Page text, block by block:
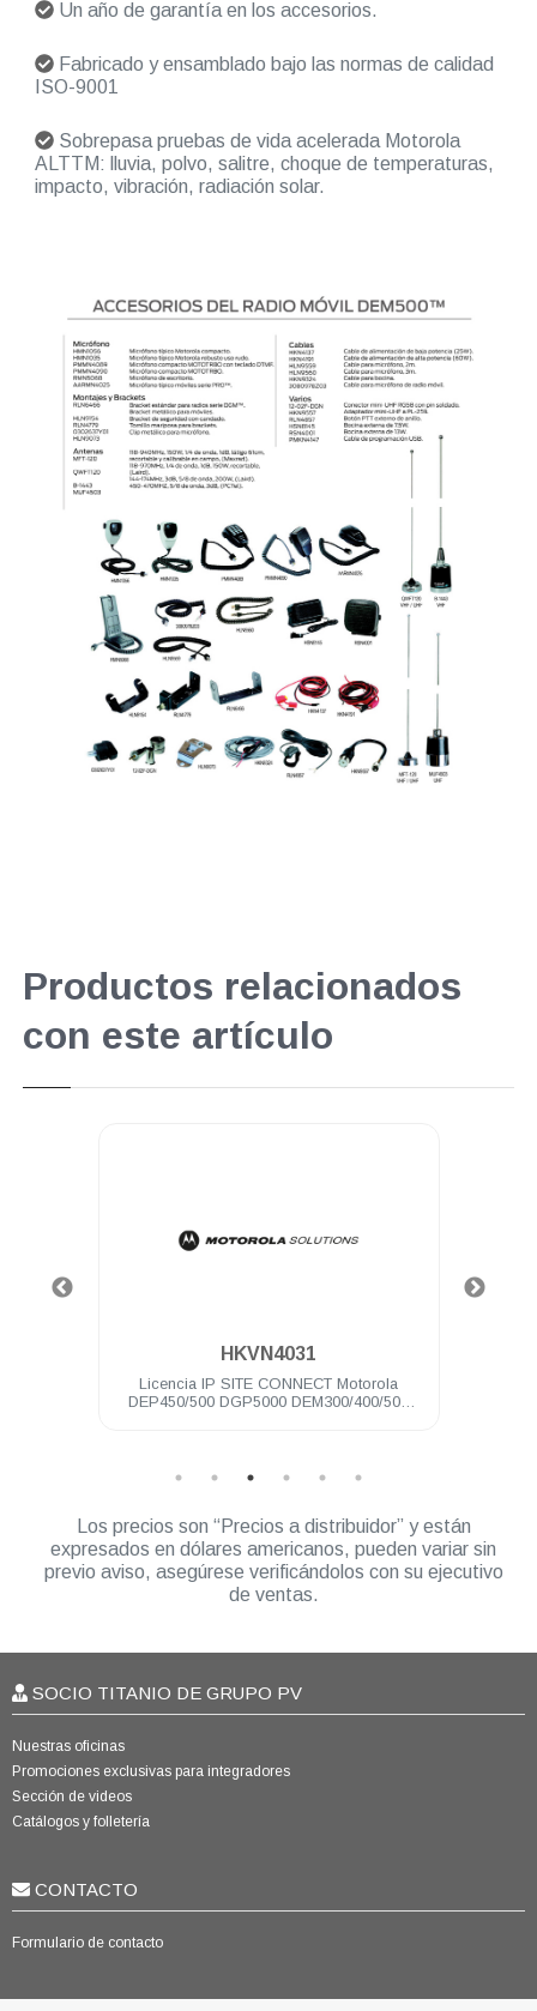
Un año de garantía en los accesorios.
Fabricado y ensamblado bajo las normas de calidad
ISO-9001
Sobrepasa pruebas de vida acelerada Motorola
ALTTM: lluvia, polvo, salitre, choque de temperaturas,
impacto, vibración, radiación solar.
Productos relacionados
con este artículo
HKVN4031
Licencia IP SITE CONNECT Motorola
DEP450/500 DGP5000 DEM300/400/500
Los precios son “Precios a distribuidor” y están
expresados en dólares americanos, pueden variar sin
previo aviso, asegúrese verificándolos con su ejecutivo
de ventas.
SOCIO TITANIO DE GRUPO PV
Nuestras oficinas
Promociones exclusivas para integradores
Sección de videos
Catálogos y folletería
CONTACTO
Formulario de contacto